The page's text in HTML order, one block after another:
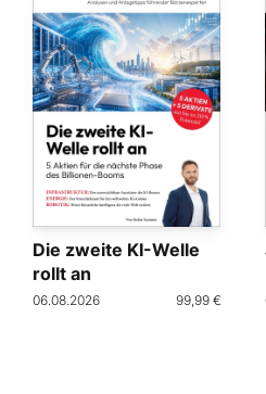
Die zweite KI-Welle
rollt an
06.08.2026 99,99 €